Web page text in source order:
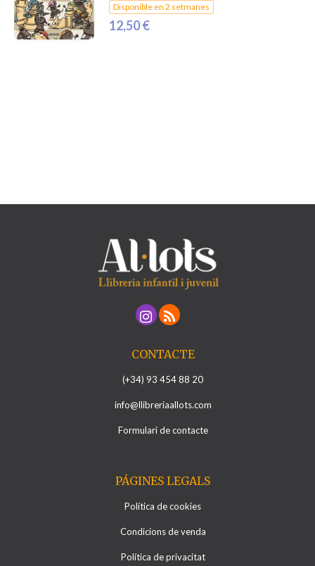
Disponible en 2 setmanes
12,50 €
CONTACTE
(+34) 93 454 88 20
info@llibreriaallots.com
Formulari de contacte
PÁGINES LEGALS
Política de cookies
Condicions de venda
Política de privacitat